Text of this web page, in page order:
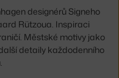
designérů Signeho
Rützoua. Inspiraci
Městské motivy jako
detaily každodenního